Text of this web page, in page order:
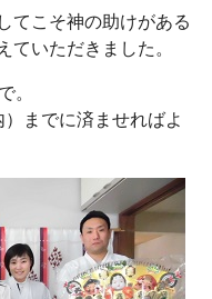
てこそ神の助けがある
いただきました。
。
までに済ませればよ